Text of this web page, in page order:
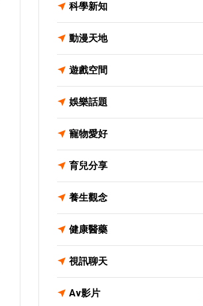
科學新知
動漫天地
遊戲空間
娛樂話題
寵物愛好
育兒分享
養生觀念
健康醫藥
視訊聊天
Av影片